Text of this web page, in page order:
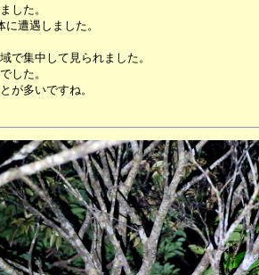
した。
遭遇しました。
で集中して見られました。
した。
が多いですね。